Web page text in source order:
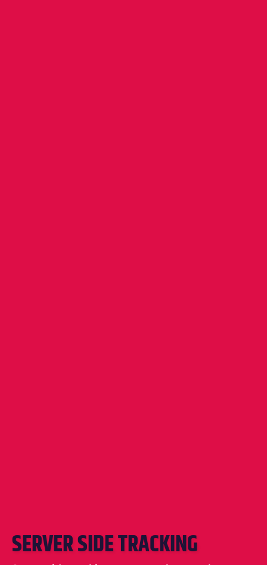
SERVER SIDE TRACKING